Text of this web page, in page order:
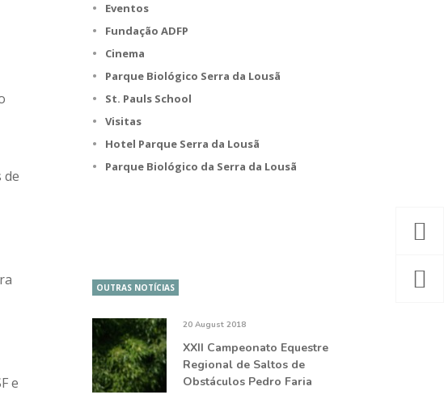
de
e
Eventos
Fundação ADFP
Cinema
Parque Biológico Serra da Lousã
St. Pauls School
Visitas
Hotel Parque Serra da Lousã
Parque Biológico da Serra da Lousã
OUTRAS NOTÍCIAS
20 August 2018
XXII Campeonato Equestre
Regional de Saltos de
Obstáculos Pedro Faria